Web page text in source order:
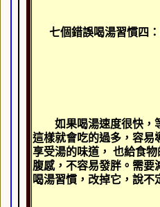
七個錯誤喝湯習慣四
如果喝湯速度很快，等
這樣就會吃的過多，容易
享受湯的味道， 也給食
腹感，不容易發胖。需要
喝湯習慣，改掉它，說不